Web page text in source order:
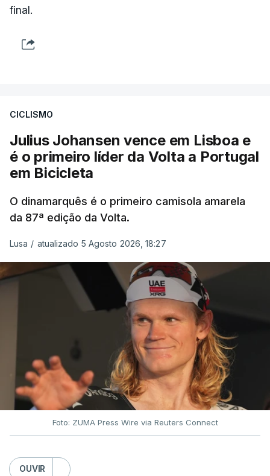
final.
CICLISMO
Julius Johansen vence em Lisboa e
é o primeiro líder da Volta a Portugal
em Bicicleta
O dinamarquês é o primeiro camisola amarela
da 87ª edição da Volta.
Lusa / atualizado 5 Agosto 2026, 18:27
Foto: ZUMA Press Wire via Reuters Connect
OUVIR